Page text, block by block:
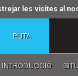
les visites al
RUTA
INTRODUCCIÓ